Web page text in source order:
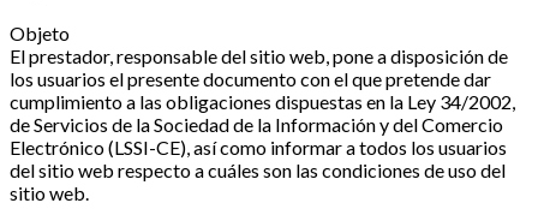
Objeto
El prestador, responsable del sitio web, pone a disposición de
los usuarios el presente documento con el que pretende dar
cumplimiento a las obligaciones dispuestas en la Ley 34/2002,
de Servicios de la Sociedad de la Información y del Comercio
Electrónico (LSSI-CE), así como informar a todos los usuarios
del sitio web respecto a cuáles son las condiciones de uso del
sitio web.